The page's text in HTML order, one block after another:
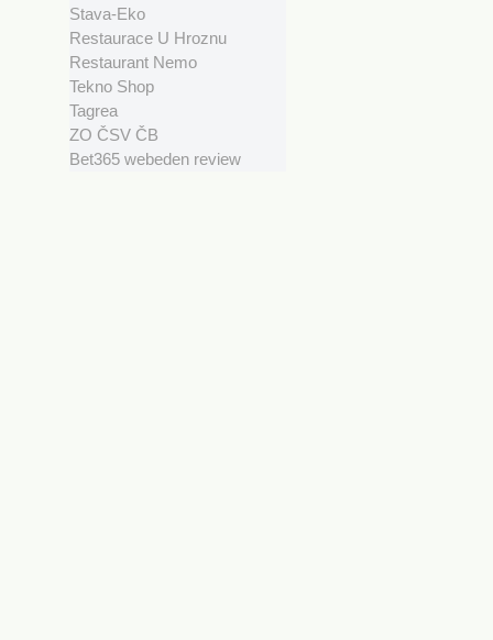
Stava-Eko
Restaurace U Hroznu
Restaurant Nemo
Tekno Shop
Tagrea
ZO ČSV ČB
Bet365 webeden review